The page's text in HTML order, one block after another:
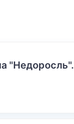
"Недоросль".